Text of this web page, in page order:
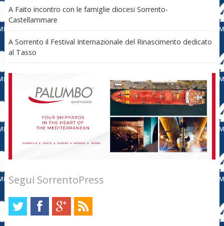
A Faito incontro con le famiglie diocesi Sorrento-
Castellammare
A Sorrento il Festival Internazionale del Rinascimento dedicato
al Tasso
Segui SorrentoPress